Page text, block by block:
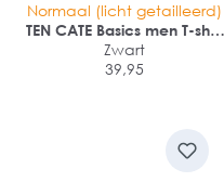
Normaal (licht getailleerd)
TEN CATE Basics men T-shirt
(2-pack)
Zwart
39,95